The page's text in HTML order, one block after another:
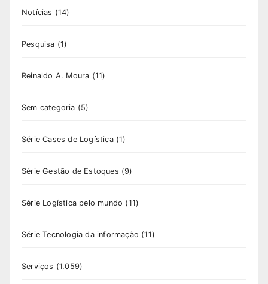
Notícias (14)
Pesquisa (1)
Reinaldo A. Moura (11)
Sem categoria (5)
Série Cases de Logística(1)
Série Gestão de Estoques (9)
Série Logística pelo mundo (11)
Série Tecnologia da informação (11)
Serviços (1.059)